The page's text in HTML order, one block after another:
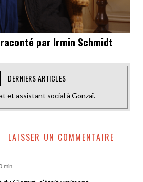
raconté par Irmin Schmidt
DERNIERS ARTICLES
et assistant social à Gonzaï.
LAISSER UN COMMENTAIRE
min